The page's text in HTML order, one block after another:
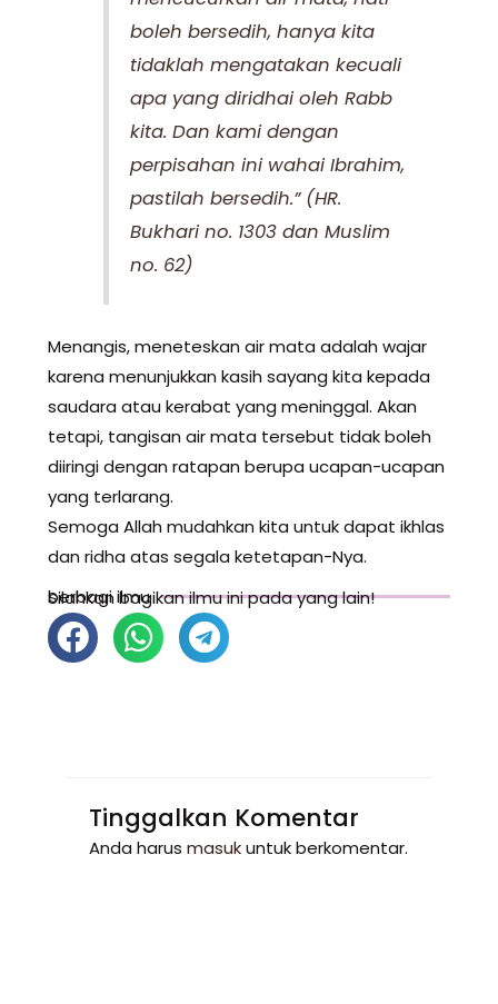
boleh bersedih, hanya kita
tidaklah mengatakan kecuali
apa yang diridhai oleh Rabb
kita. Dan kami dengan
perpisahan ini wahai Ibrahim,
pastilah bersedih.” (HR.
Bukhari no. 1303 dan Muslim
no. 62)
Menangis, meneteskan air mata adalah wajar
karena menunjukkan kasih sayang kita kepada
saudara atau kerabat yang meninggal. Akan
tetapi, tangisan air mata tersebut tidak boleh
diiringi dengan ratapan berupa ucapan-ucapan
yang terlarang.
Semoga Allah mudahkan kita untuk dapat ikhlas
dan ridha atas segala ketetapan-Nya.
berbagi ilmu
Silahkan bagikan ilmu ini pada yang lain!
Tinggalkan Komentar
Anda harus masukuntuk berkomentar.